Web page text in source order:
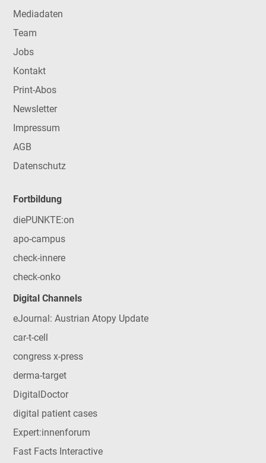
Mediadaten
Team
Jobs
Kontakt
Print-Abos
Newsletter
Impressum
AGB
Datenschutz
Fortbildung
diePUNKTE:on
apo-campus
check-innere
check-onko
Digital Channels
eJournal: Austrian Atopy Update
car-t-cell
congress x-press
derma-target
DigitalDoctor
digital patient cases
Expert:innenforum
Fast Facts Interactive